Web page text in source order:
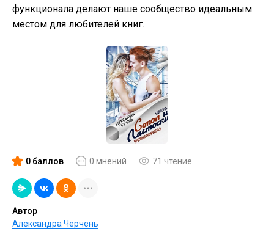
функционала делают наше сообщество идеальным
местом для любителей книг.
0 баллов 0 мнений 71 чтение
Автор
Александра Черчень